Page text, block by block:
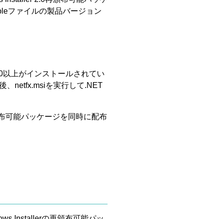
ファイルの製品バージョン
上がインストールされてい
、netfx.msiを実行して.NET
可能パッケージを同時に配布